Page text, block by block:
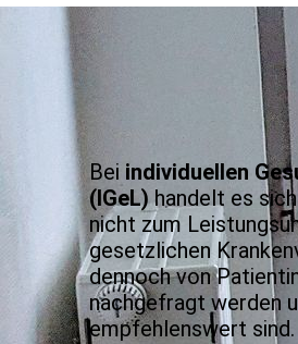
Bei individuellen
(IGeL)handelt es
nicht zum
gesetzlichen
dennoch von
nachgefragt werden
empfehlenswert sind.